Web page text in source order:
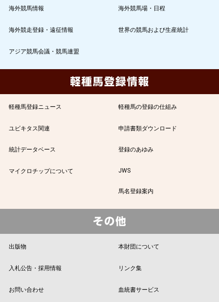
海外競馬情報 海外競馬場・日程
海外競走登録・遠征情報 世界の競馬および生産統計
アジア競馬会議・競馬連盟
軽種馬登録ニュース 軽種馬の登録の仕組み
ユビキタス関連 申請書類ダウンロード
統計データベース 登録のあゆみ
マイクロチップについて JWS
馬名登録案内
出版物 本財団について
入札公告・採用情報 リンク集
お問い合わせ 血統書サービス